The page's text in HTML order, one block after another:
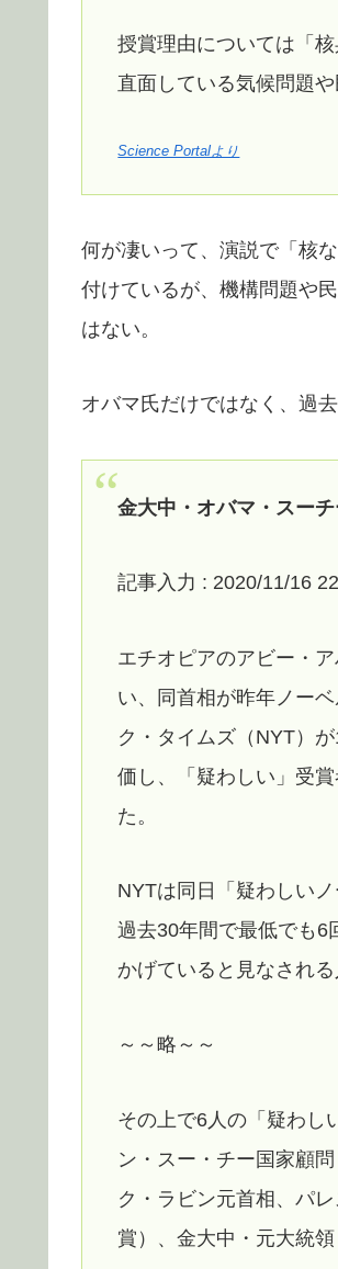
授賞理由については「
直面している気候問題
Science Portalより
何が凄いって、演説で「核
付けているが、機構問題や
はない。
オバマ氏だけではなく、過
金大中・オバマ・スー
記事入力 : 2020/11/16
エチオピアのアビー・
い、同首相が昨年ノー
ク・タイムズ（NYT）
価し、「疑わしい」受
た。
NYTは同日「疑わしい
過去30年間で最低でも6
かげていると見なされ
～～略～～
その上で6人の「疑わし
ン・スー・チー国家顧
ク・ラビン元首相、パ
賞）、金大中・元大統